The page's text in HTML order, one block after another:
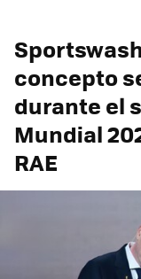
concepto
durante el
Mundial
RAE